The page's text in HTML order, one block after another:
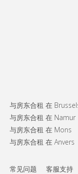
与房东合租 在
与房东合租 在 Namur
与房东合租 在 Mons
与房东合租 在 Anvers
常见问题 客服支持